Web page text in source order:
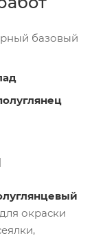
базовый
окраски